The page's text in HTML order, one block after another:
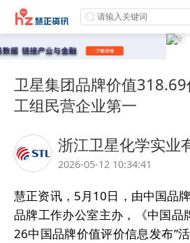
卫星集团品牌价值
工组民营企业第一
浙江卫星化学实业
2026-05-12 10:34:41
慧正资讯，5月10日，由中国品
品牌工作办公室主办，《中国品
26中国品牌价值评价信息发布”